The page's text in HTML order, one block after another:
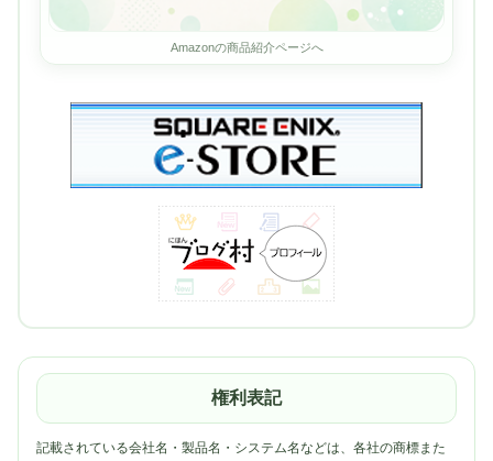
Amazonの商品紹介ページへ
権利表記
記載されている会社名・製品名・システム名などは、各社の商標また